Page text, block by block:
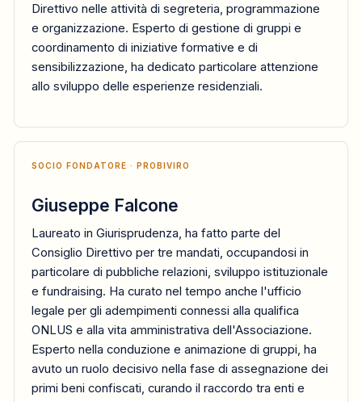
Direttivo nelle attività di segreteria, programmazione
e organizzazione. Esperto di gestione di gruppi e
coordinamento di iniziative formative e di
sensibilizzazione, ha dedicato particolare attenzione
allo sviluppo delle esperienze residenziali.
SOCIO FONDATORE · PROBIVIRO
Giuseppe Falcone
Laureato in Giurisprudenza, ha fatto parte del
Consiglio Direttivo per tre mandati, occupandosi in
particolare di pubbliche relazioni, sviluppo istituzionale
e fundraising. Ha curato nel tempo anche l'ufficio
legale per gli adempimenti connessi alla qualifica
ONLUS e alla vita amministrativa dell'Associazione.
Esperto nella conduzione e animazione di gruppi, ha
avuto un ruolo decisivo nella fase di assegnazione dei
primi beni confiscati, curando il raccordo tra enti e